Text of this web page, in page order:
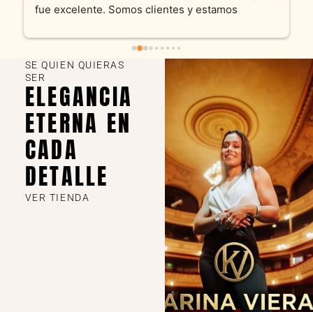
fue excelente. Somos clientes y estamos
SE QUIEN QUIERAS
SER
ELEGANCIA
ETERNA EN
CADA
DETALLE
VER TIENDA